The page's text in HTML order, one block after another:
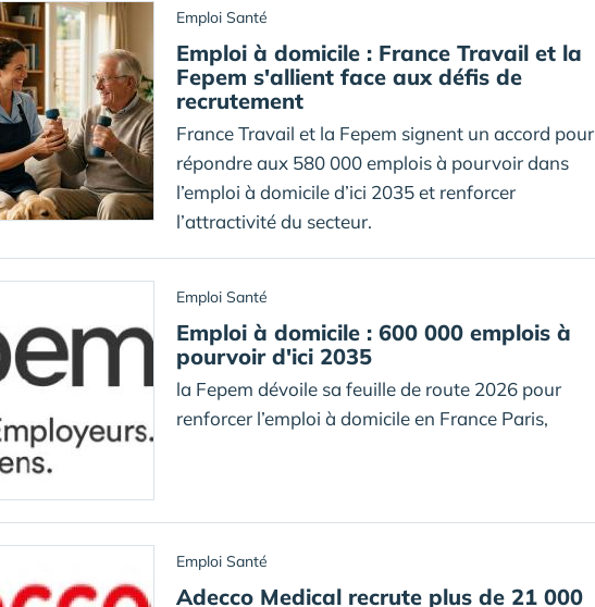
Emploi Santé
Emploi à domicile : France Travail et la
Fepem s'allient face aux défis de
recrutement
France Travail et la Fepem signent un accord pour
répondre aux 580 000 emplois à pourvoir dans
l’emploi à domicile d’ici 2035 et renforcer
l’attractivité du secteur.
Emploi Santé
Emploi à domicile : 600 000 emplois à
pourvoir d'ici 2035
la Fepem dévoile sa feuille de route 2026 pour
renforcer l’emploi à domicile en France Paris,
Emploi Santé
Adecco Medical recrute plus de 21 000